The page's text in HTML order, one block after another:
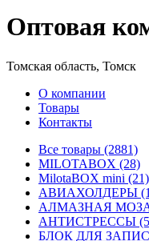
Оптовая
Томская область, Томск
О компании
Товары
Контакты
Все товары (2881)
MILOTABOX (28)
MilotaBOX mini (21)
АВИАХОЛДЕРЫ
АЛМАЗНАЯ
АНТИСТРЕССЫ
БЛОК ДЛЯ